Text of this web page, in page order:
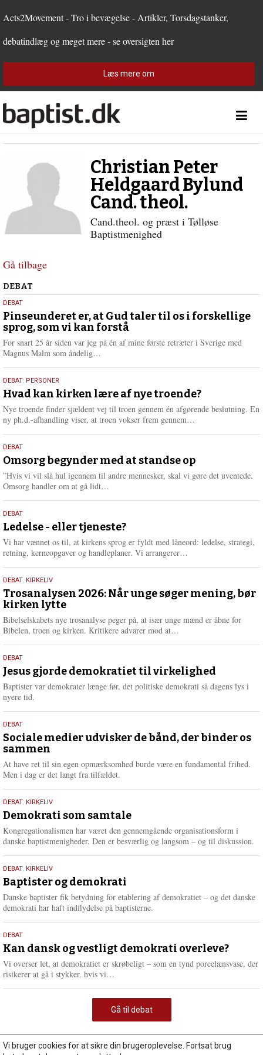
menu
og
til
tilbage
forsiden
til
guide
tilgængelighed
2.0:
Teologi
4.0:
Debat
6.0:
7.0:
Forside
9.0:
Personer
10.0:
Debat
11.0:
Kirkeliv
12.0:
Internationalt
Acts2Movement - Tro i bevægelse - Artikler, Torsdagstanker,
debatindlæg og meget mere - se oversigten her
Læs mere om
Christian Peter
Heldgaard Bylund
Cand. theol.
Cand.theol. og præst i Tølløse
Baptistmenighed
Gå tilbage
Debat
DEBAT
5.
august
2026
DEBAT
Pinseunderet er, at Gud taler til os i forskellige
sprog, som vi kan forstå
For snart 25 år siden var jeg på én af mine første retræter i Sverige med
Magnus Malm som åndelig…
e
r
e
25.
juli
2026
DEBAT, PERSONER
Hvad kan kirken lære af nye troende?
Nye troende finder sjældent vej til troen gennem én afgørende beslutning. En
ny ph.d.-afhandling viser, at troen vokser frem gennem…
e
r
e
9.
juli
2026
DEBAT
Omsorg begynder med at standse op
”Hvis vi vil slå hul igennem til andre mennesker, skal vi gøre det uventede.
Omsorg handler om at gå lidt…
e
r
e
10.
juni
2026
DEBAT
Ledelse - eller tjeneste?
Vi har vænnet os til, at kirkens sprog er fyldt med låneord: ledelse, strategi,
retning, kerneopgaver og handleplaner. Vi arrangerer…
e
2.
juni
2026
DEBAT, KIRKELIV
Trosanalysen 2026: Når unge søger mening, bør
kirken lytte
Bibelselskabets nye trosanalyse peger på, at især unge mænd er åbne for
Bibelen, troen og kirken. Kritikere advarer mod at…
e
r
e
18.
maj
2026
DEBAT
Jesus gjorde demokratiet til virkelighed
Baptister var demokrater længe før, det politiske demokrati så dagens lys i
nyere tid.
18.
maj
2026
DEBAT
Sociale medier udvisker de bånd, der binder os
sammen
At have ret til sin egen opmærksomhed burde være en fundamental frihed.
Men i dag er det langt fra tilfældet.
18.
maj
2026
DEBAT, KIRKELIV
Demokrati som samtale
Kongregationalismen har været den gennemgående organisationsform i
danske baptistmenigheder. Den er besværlig og langsom – og til diskussion.
18.
maj
2026
DEBAT, KIRKELIV
Baptister og demokrati
Danske baptister fik betydning for etablering af demokratiet – og det danske
demokrati har haft indflydelse på baptisterne.
18.
maj
2026
DEBAT
Kan dansk og vestligt demokrati overleve?
Vi overser let, at demokratiet er skrøbeligt – som en tynd porcelænsvase, der
risikerer at gå i stykker, hvis vi…
m
e
e
Gå til debat
Vi bruger cookies for at sikre din brugeroplevelse. Fortsat brug